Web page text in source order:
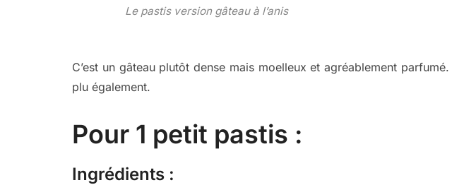
Le pastis version gâteau à l’anis
C’est un gâteau plutôt dense mais moelleux et agréablement
plu également.
Pour 1 petit pastis :
Ingrédients :